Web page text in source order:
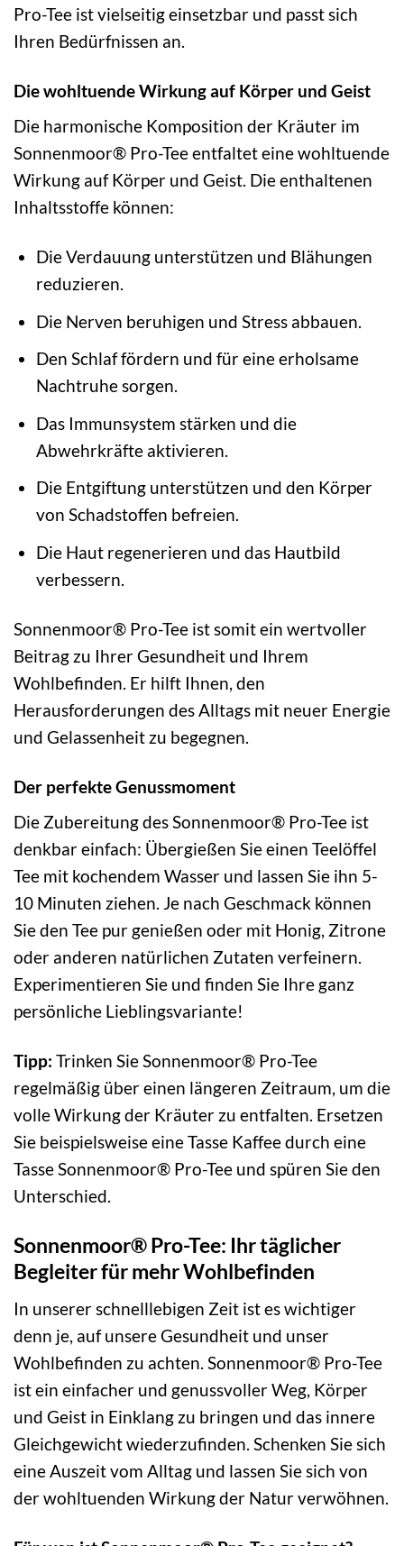
Pro-Tee ist vielseitig einsetzbar und passt sich
Ihren Bedürfnissen an.
Die wohltuende Wirkung auf Körper und Geist
Die harmonische Komposition der Kräuter im
Sonnenmoor® Pro-Tee entfaltet eine wohltuende
Wirkung auf Körper und Geist. Die enthaltenen
Inhaltsstoffe können:
Die Verdauung unterstützen und Blähungen
reduzieren.
Die Nerven beruhigen und Stress abbauen.
Den Schlaf fördern und für eine erholsame
Nachtruhe sorgen.
Das Immunsystem stärken und die
Abwehrkräfte aktivieren.
Die Entgiftung unterstützen und den Körper
von Schadstoffen befreien.
Die Haut regenerieren und das Hautbild
verbessern.
Sonnenmoor® Pro-Tee ist somit ein wertvoller
Beitrag zu Ihrer Gesundheit und Ihrem
Wohlbefinden. Er hilft Ihnen, den
Herausforderungen des Alltags mit neuer Energie
und Gelassenheit zu begegnen.
Der perfekte Genussmoment
Die Zubereitung des Sonnenmoor® Pro-Tee ist
denkbar einfach: Übergießen Sie einen Teelöffel
Tee mit kochendem Wasser und lassen Sie ihn 5-
10 Minuten ziehen. Je nach Geschmack können
Sie den Tee pur genießen oder mit Honig, Zitrone
oder anderen natürlichen Zutaten verfeinern.
Experimentieren Sie und finden Sie Ihre ganz
persönliche Lieblingsvariante!
Tipp: Trinken Sie Sonnenmoor® Pro-Tee
regelmäßig über einen längeren Zeitraum, um die
volle Wirkung der Kräuter zu entfalten. Ersetzen
Sie beispielsweise eine Tasse Kaffee durch eine
Tasse Sonnenmoor® Pro-Tee und spüren Sie den
Unterschied.
Sonnenmoor® Pro-Tee: Ihr täglicher
Begleiter für mehr Wohlbefinden
In unserer schnelllebigen Zeit ist es wichtiger
denn je, auf unsere Gesundheit und unser
Wohlbefinden zu achten. Sonnenmoor® Pro-Tee
ist ein einfacher und genussvoller Weg, Körper
und Geist in Einklang zu bringen und das innere
Gleichgewicht wiederzufinden. Schenken Sie sich
eine Auszeit vom Alltag und lassen Sie sich von
der wohltuenden Wirkung der Natur verwöhnen.